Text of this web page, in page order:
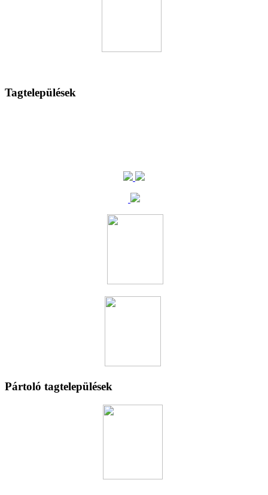
Tagtelepülések
Pártoló tagtelepülések